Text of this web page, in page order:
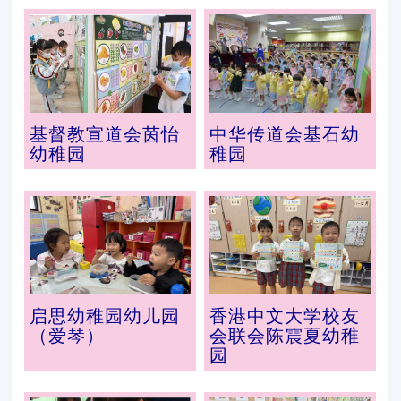
基督教宣道会茵怡
幼稚园
中华传道会基石幼
稚园
启思幼稚园幼儿园
（爱琴）
香港中文大学校友
会联会陈震夏幼稚
园